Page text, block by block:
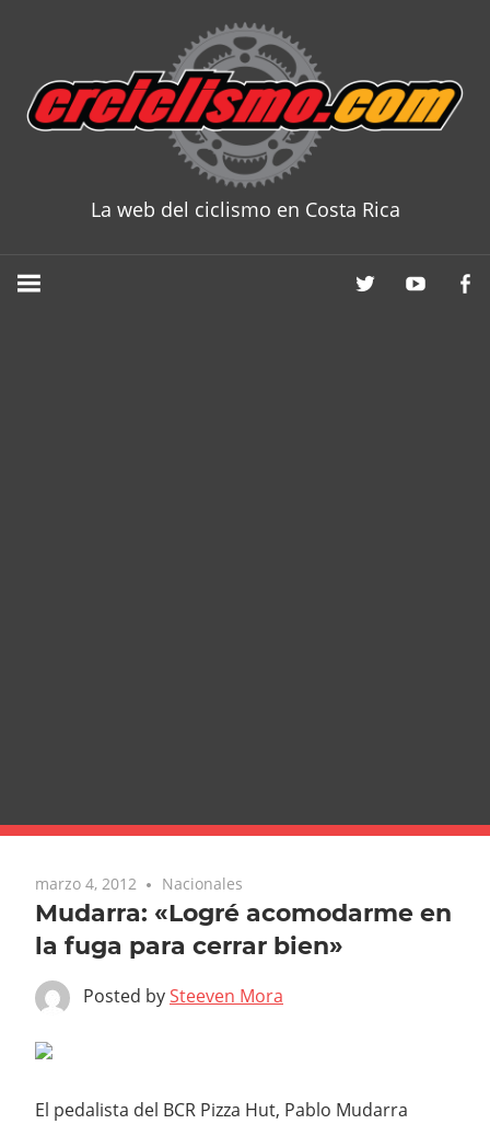
content
La web del ciclismo en Costa Rica
marzo 4, 2012 Nacionales
Mudarra: «Logré acomodarme en
la fuga para cerrar bien»
Posted bySteeven Mora
El pedalista del BCR Pizza Hut, Pablo Mudarra